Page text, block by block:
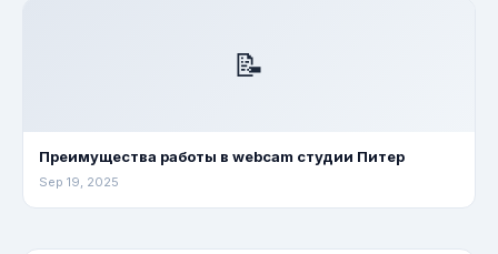
📝
Преимущества работы в webcam студии Питер
Sep 19, 2025